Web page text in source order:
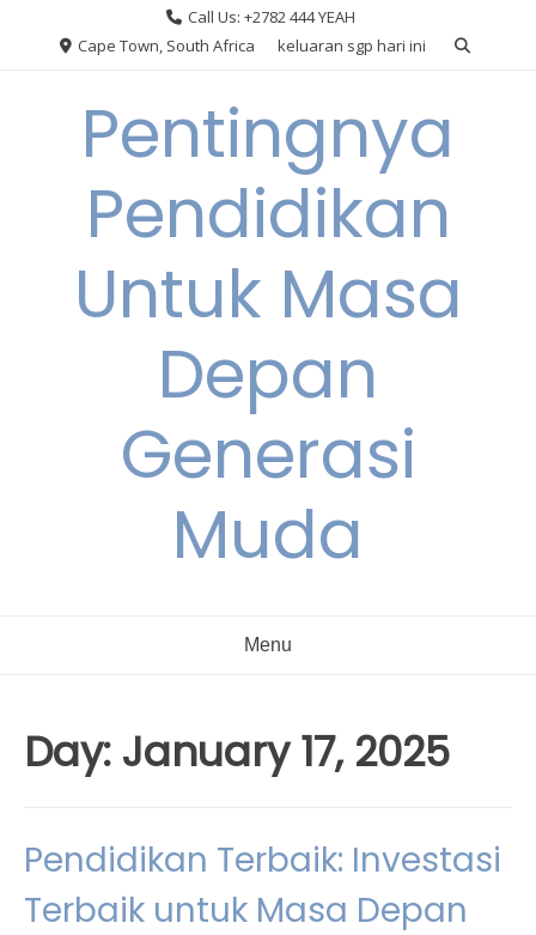
Call Us: +2782 444 YEAH
Cape Town, South Africa
keluaran sgp hari ini
Pentingnya
Pendidikan
Untuk Masa
Depan
Generasi
Muda
Menu
Day: January 17, 2025
Pendidikan Terbaik: Investasi
Terbaik untuk Masa Depan